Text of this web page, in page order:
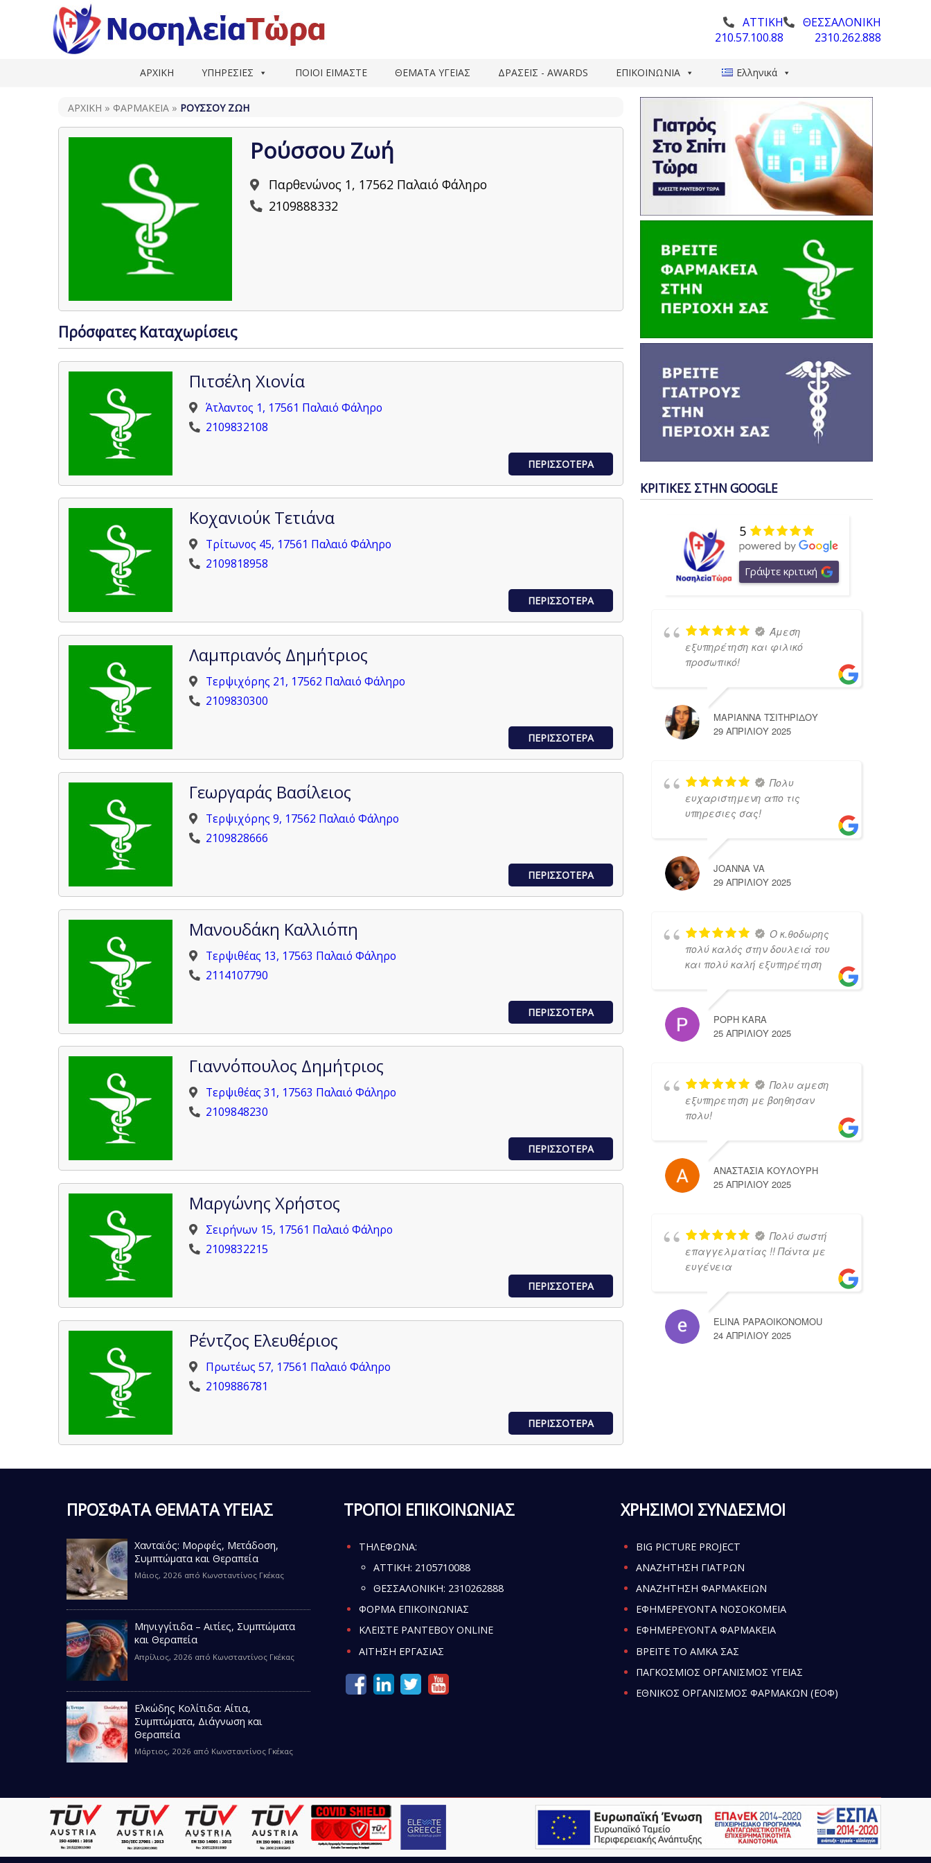
ΑΤΤΙΚΗ
210.57.100.88
ΘΕΣΣΑΛΟΝΙΚΗ
2310.262.888
ΑΡΧΙΚΗ ΥΠΗΡΕΣΙΕΣ ΠΟΙΟΙ ΕΙΜΑΣΤΕ ΘΕΜΑΤΑ ΥΓΕΙΑΣ ΔΡΑΣΕΙΣ - AWARDS ΕΠΙΚΟΙΝΩΝΙΑ Ελληνικά
ΑΡΧΙΚΗ » ΦΑΡΜΑΚΕΊΑ » ΡΟΎΣΣΟΥ ΖΩΉ
Ρούσσου Ζωή
Παρθενώνος 1, 17562 Παλαιό Φάληρο
2109888332
Πρόσφατες Καταχωρίσεις
Πιτσέλη Χιονία
Άτλαντος 1, 17561 Παλαιό Φάληρο
2109832108
ΠΕΡΙΣΣΟΤΕΡΑ
Κοχανιούκ Τετιάνα
Τρίτωνος 45, 17561 Παλαιό Φάληρο
2109818958
ΠΕΡΙΣΣΟΤΕΡΑ
Λαμπριανός Δημήτριος
Τερψιχόρης 21, 17562 Παλαιό Φάληρο
2109830300
ΠΕΡΙΣΣΟΤΕΡΑ
Γεωργαράς Βασίλειος
Τερψιχόρης 9, 17562 Παλαιό Φάληρο
2109828666
ΠΕΡΙΣΣΟΤΕΡΑ
Μανουδάκη Καλλιόπη
Τερψιθέας 13, 17563 Παλαιό Φάληρο
2114107790
ΠΕΡΙΣΣΟΤΕΡΑ
Γιαννόπουλος Δημήτριος
Τερψιθέας 31, 17563 Παλαιό Φάληρο
2109848230
ΠΕΡΙΣΣΟΤΕΡΑ
Μαργώνης Χρήστος
Σειρήνων 15, 17561 Παλαιό Φάληρο
2109832215
ΠΕΡΙΣΣΟΤΕΡΑ
Ρέντζος Ελευθέριος
Πρωτέως 57, 17561 Παλαιό Φάληρο
2109886781
ΠΕΡΙΣΣΟΤΕΡΑ
ΚΡΙΤΙΚΕΣ ΣΤΗΝ GOOGLE
5
Γράψτε κριτική
Άμεση
εξυπηρέτηση και φιλικό
προσωπικό!
ΜΑΡΙΑΝΝΑ ΤΣΙΤΗΡΙΔΟΥ
29 ΑΠΡΙΛΊΟΥ 2025
Πολυ
ευχαριστημενη απο τις
υπηρεσιες σας!
JOANNA VA
29 ΑΠΡΙΛΊΟΥ 2025
Ο κ.θοδωρης
πολύ καλός στην δουλειά του
και πολύ καλή εξυπηρέτηση
POPH KARA
25 ΑΠΡΙΛΊΟΥ 2025
Πολυ αμεση
εξυπηρετηση με βοηθησαν
πολυ!
ΑΝΑΣΤΑΣΙΑ ΚΟΥΛΟΥΡΗ
25 ΑΠΡΙΛΊΟΥ 2025
Πολύ σωστή
επαγγελματίας !! Πάντα με
ευγένεια
ELINA PAPAOIKONOMOU
24 ΑΠΡΙΛΊΟΥ 2025
ΠΡΟΣΦΑΤΑ ΘΕΜΑΤΑ ΥΓΕΙΑΣ
Χανταϊός: Μορφές, Μετάδοση,
Συμπτώματα και Θεραπεία
Μάιος, 2026 από Κωνσταντίνος Γκέκας
Μηνιγγίτιδα – Αιτίες, Συμπτώματα
και Θεραπεία
Απρίλιος, 2026 από Κωνσταντίνος Γκέκας
Ελκώδης Κολίτιδα: Αίτια,
Συμπτώματα, Διάγνωση και
Θεραπεία
Μάρτιος, 2026 από Κωνσταντίνος Γκέκας
ΤΡΟΠΟΙ ΕΠΙΚΟΙΝΩΝΙΑΣ
ΤΗΛΕΦΩΝΑ:
ATTIKH: 2105710088
ΘΕΣΣΑΛΟΝΙΚΗ: 2310262888
ΦΟΡΜΑ ΕΠΙΚΟΙΝΩΝΙΑΣ
ΚΛΕΙΣΤΕ ΡΑΝΤΕΒΟΥ ONLINE
ΑΙΤΗΣΗ ΕΡΓΑΣΙΑΣ
ΧΡΗΣΙΜΟΙ ΣΥΝΔΕΣΜΟΙ
BIG PICTURE PROJECT
ΑΝΑΖΗΤΗΣΗ ΓΙΑΤΡΩΝ
ΑΝΑΖΗΤΗΣΗ ΦΑΡΜΑΚΕΙΩΝ
ΕΦΗΜΕΡΕΥΟΝΤΑ ΝΟΣΟΚΟΜΕΙΑ
ΕΦΗΜΕΡΕΥΟΝΤΑ ΦΑΡΜΑΚΕΙΑ
ΒΡΕΙΤΕ ΤΟ ΑΜΚΑ ΣΑΣ
ΠΑΓΚΟΣΜΙΟΣ ΟΡΓΑΝΙΣΜΟΣ ΥΓΕΙΑΣ
ΕΘΝΙΚΟΣ ΟΡΓΑΝΙΣΜΟΣ ΦΑΡΜΑΚΩΝ (ΕΟΦ)